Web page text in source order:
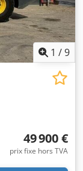
1 /9
49 900 €
prix fixe hors TVA